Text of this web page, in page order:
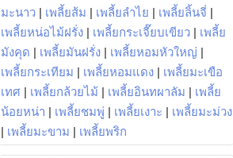
มะนาว | เพลี้ยส้ม | เพลี้ยลำไย | เพลี้ยลิ้นจี่ |
เพลี้ยหน่อไม้ฝรั่ง | เพลี้ยกระเจี๊ยบเขียว | เพลี้ย
มังคุด | เพลี้ยมันฝรั่ง | เพลี้ยหอมหัวใหญ่ |
เพลี้ยกระเทียม | เพลี้ยหอมแดง | เพลี้ยมะเขือ
เทศ | เพลี้ยกล้วยไม้ | เพลี้ยอินทผาลัม | เพลี้ย
น้อยหน่า | เพลี้ยชมพู่ | เพลี้ยเงาะ | เพลี้ยมะม่วง
| เพลี้ยมะขาม | เพลี้ยพริก